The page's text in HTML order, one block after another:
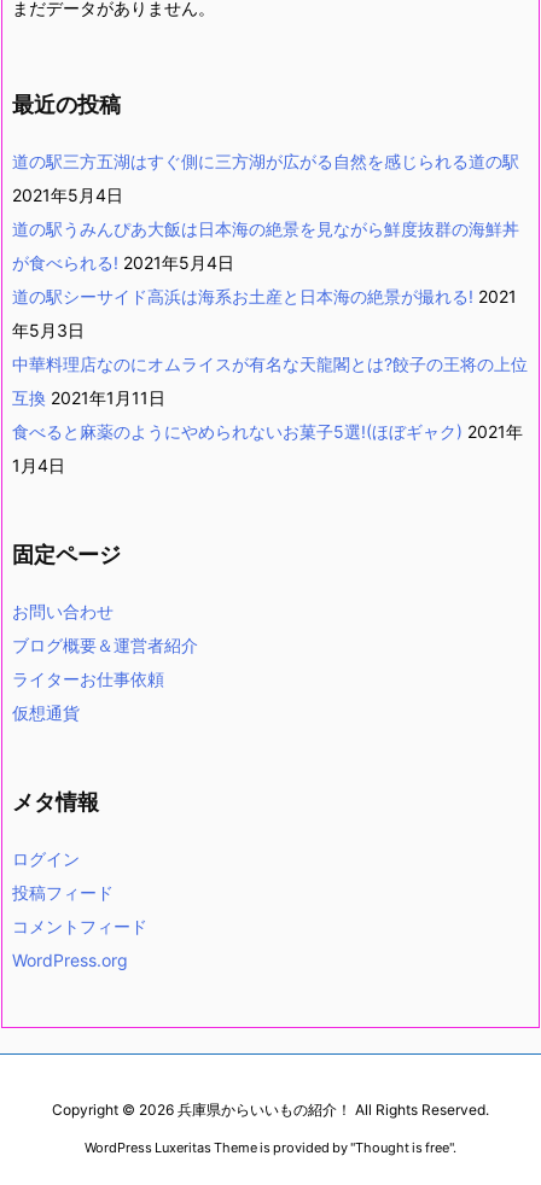
まだデータがありません。
最近の投稿
道の駅三方五湖はすぐ側に三方湖が広がる自然を感じられる道の駅
2021年5月4日
道の駅うみんぴあ大飯は日本海の絶景を見ながら鮮度抜群の海鮮丼
が食べられる! 2021年5月4日
道の駅シーサイド高浜は海系お土産と日本海の絶景が撮れる! 2021
年5月3日
中華料理店なのにオムライスが有名な天龍閣とは?餃子の王将の上位
互換 2021年1月11日
食べると麻薬のようにやめられないお菓子5選!(ほぼギャク) 2021年
1月4日
固定ページ
お問い合わせ
ブログ概要＆運営者紹介
ライターお仕事依頼
仮想通貨
メタ情報
ログイン
投稿フィード
コメントフィード
WordPress.org
Copyright © 2026 兵庫県からいいもの紹介！ All Rights Reserved.
WordPress Luxeritas Theme is provided by "Thought is free".